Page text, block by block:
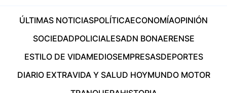
ÚLTIMAS NOTICIASPOLÍTICAECONOMÍAOPINIÓN
SOCIEDADPOLICIALESADN BONAERENSE
ESTILO DE VIDAMEDIOSEMPRESASDEPORTES
DIARIO EXTRAVIDA Y SALUD HOYMUNDO MOTOR